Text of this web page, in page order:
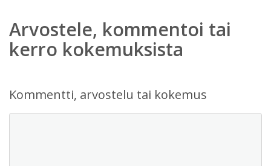
Arvostele, kommentoi tai
kerro kokemuksista
Kommentti, arvostelu tai kokemus